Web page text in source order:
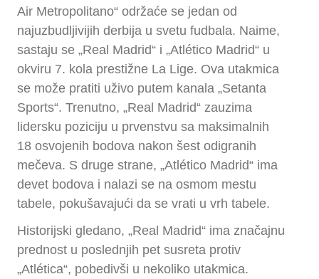
Air Metropolitano“ održaće se jedan od
najuzbudljivijih derbija u svetu fudbala. Naime,
sastaju se „Real Madrid“ i „Atlético Madrid“ u
okviru 7. kola prestižne La Lige. Ova utakmica
se može pratiti uživo putem kanala „Setanta
Sports“. Trenutno, „Real Madrid“ zauzima
lidersku poziciju u prvenstvu sa maksimalnih
18 osvojenih bodova nakon šest odigranih
mečeva. S druge strane, „Atlético Madrid“ ima
devet bodova i nalazi se na osmom mestu
tabele, pokušavajući da se vrati u vrh tabele.
Historijski gledano, „Real Madrid“ ima značajnu
prednost u poslednjih pet susreta protiv
„Atlética“, pobedivši u nekoliko utakmica.